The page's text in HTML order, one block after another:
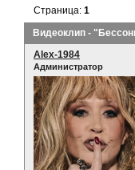
Видеоклип -
Страница:1
Alex-1984
Администратор